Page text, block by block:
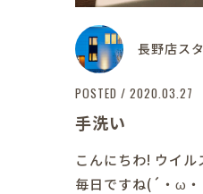
長野店ス
POSTED / 2020.03.27
手洗い
こんにちわ! ウイ
毎日ですね(´・ω